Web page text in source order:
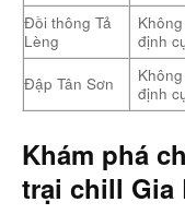
Đồi thông Tả
Lèng
định
Đập Tân Sơn
định
Khám phá
trại chill Gia